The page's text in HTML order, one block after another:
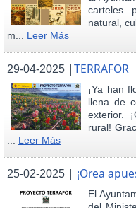
carteles
natural,
m... Leer Más
29-04-2025 |TERRAFOR
¡Ya han
llena de
exterior.
rural!
... Leer Más
25-02-2025 | ¡Orea
El